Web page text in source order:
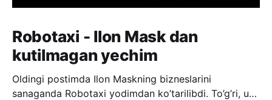
Robotaxi - Ilon Mask dan
kutilmagan yechim
Oldingi postimda Ilon Maskning bizneslarini
sanaganda Robotaxi yodimdan ko’tarilibdi. To’g’ri, u